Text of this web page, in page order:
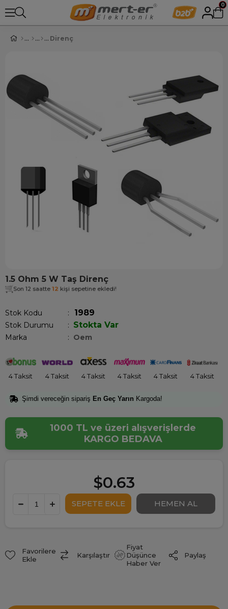
0
Direnç
1.5 Ohm 5 W Taş Direnç
Son 12 saatte 12 kişi sepetine ekledi!
Stok Kodu 1989
Stok Durumu : Stokta Var
Marka : Oem
4 Taksit 4 Taksit 4 Taksit 4 Taksit 4 Taksit 4 Taksit
Şimdi vereceğin sipariş En Geç Yarın Kargoda!
1000 TL ve üzeri alışverişlerde
KARGO BEDAVA
$0.63
Favorilere
Ekle
Karşılaştır
Fiyat
Düşünce
Haber Ver
Paylaş